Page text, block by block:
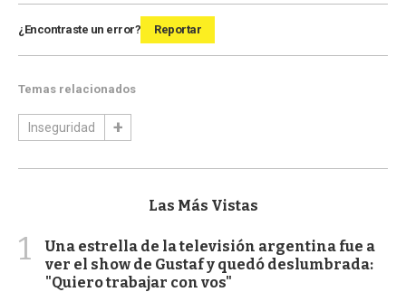
¿Encontraste un error? Reportar
Temas relacionados
Inseguridad
Las Más Vistas
1
Una estrella de la televisión argentina fue a
ver el show de Gustaf y quedó deslumbrada:
"Quiero trabajar con vos"